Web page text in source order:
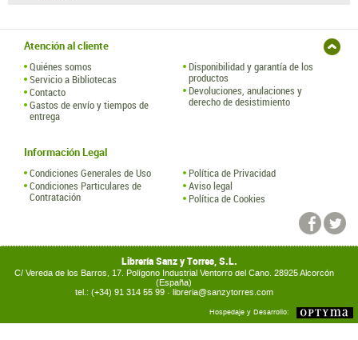
Atención al cliente
Quiénes somos
Servicio a Bibliotecas
Contacto
Gastos de envío y tiempos de
entrega
Disponibilidad y garantía de los
productos
Devoluciones, anulaciones y
derecho de desistimiento
Información Legal
Condiciones Generales de Uso
Condiciones Particulares de
Contratación
Política de Privacidad
Aviso legal
Política de Cookies
Librería Sanz y Torres, S.L.
C/ Vereda de los Barros, 17. Polígono Industrial Ventorro del Cano. 28925 Alcorcón
(España)
tel.: (+34) 91 314 55 99 · libreria@sanzytorres.com
Hospedaje y Desarrollo: